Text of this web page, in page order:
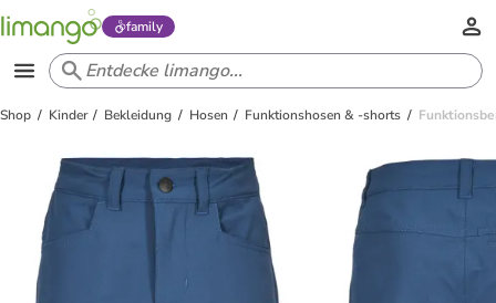
family
Shop Kinder Bekleidung Hosen Funktionshosen & -shorts